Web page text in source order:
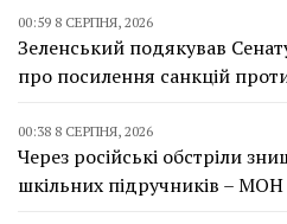
00:59 8 СЕРПНЯ, 2026
Зеленський подякував
про посилення санкцій
00:38 8 СЕРПНЯ, 2026
Через російські обстріли
шкільних підручників – МОН